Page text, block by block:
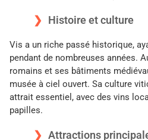
Histoire et culture
Vis a un riche passé historique,
pendant de nombreuses années.
romains et ses bâtiments
musée à ciel ouvert. Sa culture
attrait essentiel, avec des vins
papilles.
Attractions